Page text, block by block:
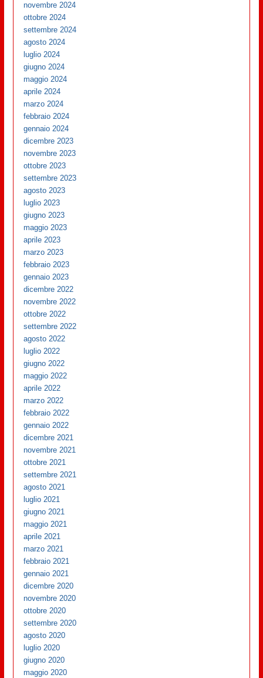
novembre 2024
ottobre 2024
settembre 2024
agosto 2024
luglio 2024
giugno 2024
maggio 2024
aprile 2024
marzo 2024
febbraio 2024
gennaio 2024
dicembre 2023
novembre 2023
ottobre 2023
settembre 2023
agosto 2023
luglio 2023
giugno 2023
maggio 2023
aprile 2023
marzo 2023
febbraio 2023
gennaio 2023
dicembre 2022
novembre 2022
ottobre 2022
settembre 2022
agosto 2022
luglio 2022
giugno 2022
maggio 2022
aprile 2022
marzo 2022
febbraio 2022
gennaio 2022
dicembre 2021
novembre 2021
ottobre 2021
settembre 2021
agosto 2021
luglio 2021
giugno 2021
maggio 2021
aprile 2021
marzo 2021
febbraio 2021
gennaio 2021
dicembre 2020
novembre 2020
ottobre 2020
settembre 2020
agosto 2020
luglio 2020
giugno 2020
maggio 2020